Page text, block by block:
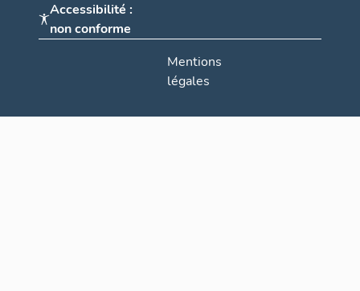
Accessibilité :
non conforme
Mentions
légales